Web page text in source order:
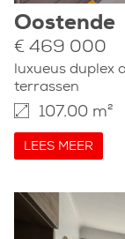
Oostende
€ 469 000
luxueus duplex
terrassen
107.00 m²
LEES MEER